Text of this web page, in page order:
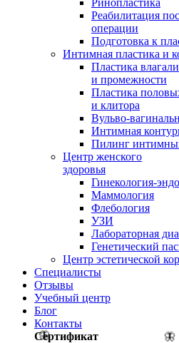
Ринопластика
Реабилитация
операции
Подготовка к
Интимная пластика и
Пластика
и промежности
Пластика
и клитора
Вульво-
Интимная
Пилинг
Центр женского
здоровья
Гинекология-
Маммология
Флебология
УЗИ
Лабораторная
Генетический
Центр эстетической
Cпециалисты
Отзывы
Учебный центр
Блог
Контакты
Сертификат